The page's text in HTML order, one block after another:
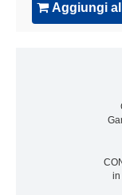
Aggiungi
in